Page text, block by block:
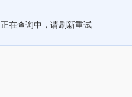
正在查询中，请刷新重试